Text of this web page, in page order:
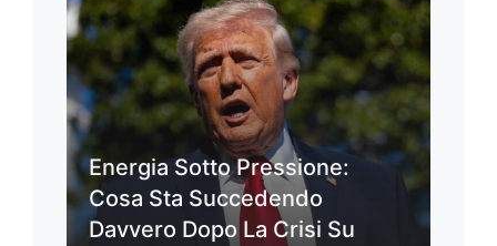
Energia Sotto Pressione:
Cosa Sta Succedendo
Davvero Dopo La Crisi Su